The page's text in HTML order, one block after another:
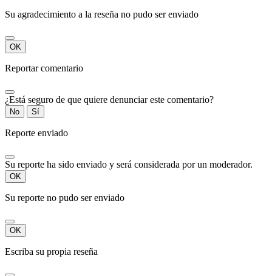
Su agradecimiento a la reseña no pudo ser enviado
OK
Reportar comentario
¿Está seguro de que quiere denunciar este comentario?
No Sí
Reporte enviado
Su reporte ha sido enviado y será considerada por un moderador.
OK
Su reporte no pudo ser enviado
OK
Escriba su propia reseña